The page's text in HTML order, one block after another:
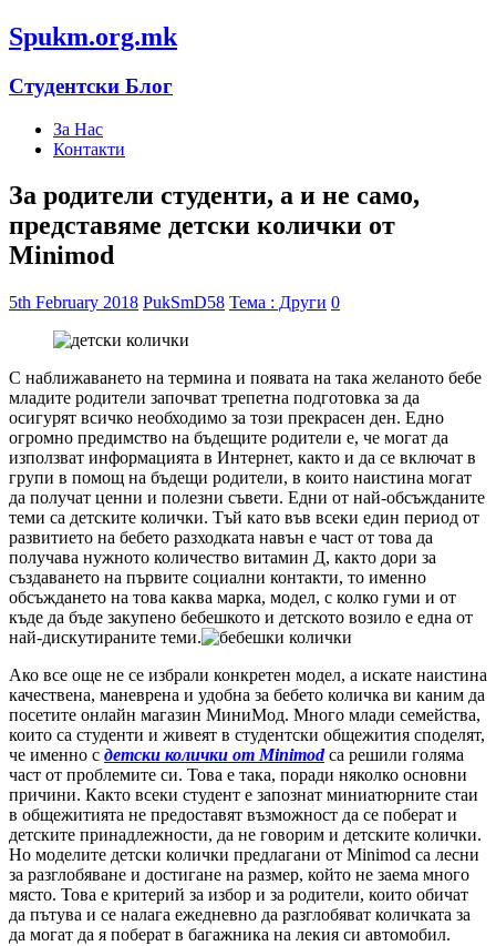
Spukm.org.mk
Студентски Блог
За Нас
Контакти
За родители студенти, а и не само,
представяме детски колички от
Minimod
5th February 2018 PukSmD58 Тема : Други 0
С наближаването на термина и появата на така желаното бебе
младите родители започват трепетна подготовка за да
осигурят всичко необходимо за този прекрасен ден. Едно
огромно предимство на бъдещите родители е, че могат да
използват информацията в Интернет, както и да се включат в
групи в помощ на бъдещи родители, в които наистина могат
да получат ценни и полезни съвети. Едни от най-обсъжданите
теми са детските колички. Тъй като във всеки един период от
развитието на бебето разходката навън е част от това да
получава нужното количество витамин Д, както дори за
създаването на първите социални контакти, то именно
обсъждането на това каква марка, модел, с колко гуми и от
къде да бъде закупено бебешкото и детското возило е една от
най-дискутираните теми.
Ако все още не се избрали конкретен модел, а искате наистина
качествена, маневрена и удобна за бебето количка ви каним да
посетите онлайн магазин МиниМод. Много млади семейства,
които са студенти и живеят в студентски общежития споделят,
че именно с детски колички от Minimod са решили голяма
част от проблемите си. Това е така, поради няколко основни
причини. Както всеки студент е запознат миниатюрните стаи
в общежитията не предоставят възможност да се поберат и
детските принадлежности, да не говорим и детските колички.
Но моделите детски колички предлагани от Minimod са лесни
за разглобяване и достигане на размер, който не заема много
място. Това е критерий за избор и за родители, които обичат
да пътува и се налага ежедневно да разглобяват количката за
да могат да я поберат в багажника на лекия си автомобил.